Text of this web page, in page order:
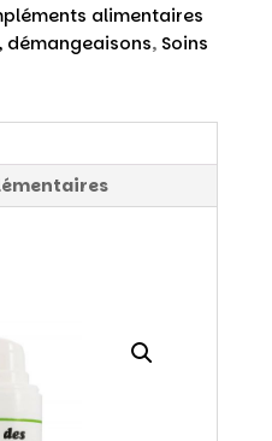
alimentaires
démangeaisons, Soins